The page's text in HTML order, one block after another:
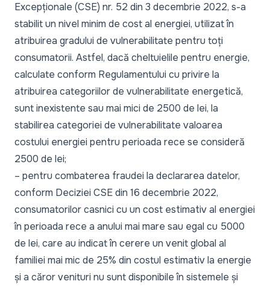
Excepționale (CSE) nr. 52 din 3 decembrie 2022, s-a
stabilit un nivel minim de cost al energiei, utilizat în
atribuirea gradului de vulnerabilitate pentru toți
consumatorii. Astfel, dacă cheltuielile pentru energie,
calculate conform Regulamentului cu privire la
atribuirea categoriilor de vulnerabilitate energetică,
sunt inexistente sau mai mici de 2500 de lei, la
stabilirea categoriei de vulnerabilitate valoarea
costului energiei pentru perioada rece se consideră
2500 de lei;
– pentru combaterea fraudei la declararea datelor,
conform Deciziei CSE din 16 decembrie 2022,
consumatorilor casnici cu un cost estimativ al energiei
în perioada rece a anului mai mare sau egal cu 5000
de lei, care au indicat în cerere un venit global al
familiei mai mic de 25% din costul estimativ la energie
și a căror venituri nu sunt disponibile în sistemele și